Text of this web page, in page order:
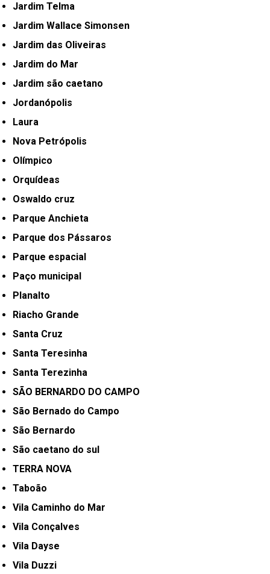
Jardim Telma
Jardim Wallace Simonsen
Jardim das Oliveiras
Jardim do Mar
Jardim são caetano
Jordanópolis
Laura
Nova Petrópolis
Olímpico
Orquídeas
Oswaldo cruz
Parque Anchieta
Parque dos Pássaros
Parque espacial
Paço municipal
Planalto
Riacho Grande
Santa Cruz
Santa Teresinha
Santa Terezinha
SÃO BERNARDO DO CAMPO
São Bernado do Campo
São Bernardo
São caetano do sul
TERRA NOVA
Taboão
Vila Caminho do Mar
Vila Conçalves
Vila Dayse
Vila Duzzi